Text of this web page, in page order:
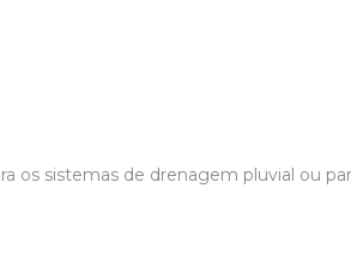
os sistemas de drenagem pluvial ou